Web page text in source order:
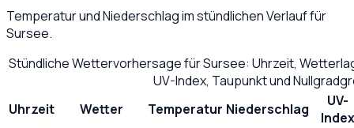
Temperatur und Niederschlag im stündlichen Verlauf für
Sursee.
Stündliche Wettervorhersage fürSursee: Uhrzeit,
UV-Index, Taupunkt und
Uhrzeit
Wetter Temperatur Niederschlag
UV-
Index